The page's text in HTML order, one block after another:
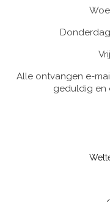
Alle ontvangen e-
geduldig en